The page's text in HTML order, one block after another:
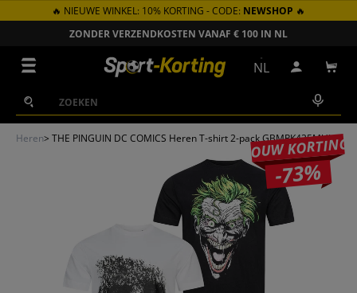
GA NAAR INHOUD
🔥 NIEUWE WINKEL: 10% KORTING - CODE: NEWSHOP 🔥
ZONDER VERZENDKOSTEN VANAF € 100 IN NL
Zoeken
Zoeken
NL Inloggen
Heren> THE PINGUIN DC COMICS Heren T-shirt 2-pack GBMPK425MUL
JOUW KORTING
-73%